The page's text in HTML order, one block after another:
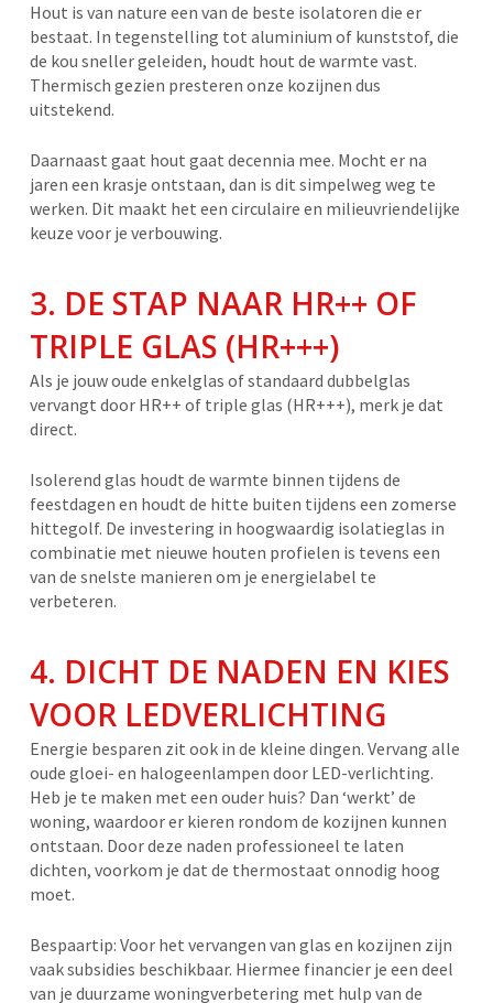
Hout is van nature een van de beste isolatoren die er
bestaat. In tegenstelling tot aluminium of kunststof, die
de kou sneller geleiden, houdt hout de warmte vast.
Thermisch gezien presteren onze kozijnen dus
uitstekend.
Daarnaast gaat hout gaat decennia mee. Mocht er na
jaren een krasje ontstaan, dan is dit simpelweg weg te
werken. Dit maakt het een circulaire en milieuvriendelijke
keuze voor je verbouwing.
3. DE STAP NAAR HR++ OF
TRIPLE GLAS (HR+++)
Als je jouw oude enkelglas of standaard dubbelglas
vervangt door HR++ of triple glas (HR+++), merk je dat
direct.
Isolerend glas houdt de warmte binnen tijdens de
feestdagen en houdt de hitte buiten tijdens een zomerse
hittegolf. De investering in hoogwaardig isolatieglas in
combinatie met nieuwe houten profielen is tevens een
van de snelste manieren om je energielabel te
verbeteren.
4. DICHT DE NADEN EN KIES
VOOR LEDVERLICHTING
Energie besparen zit ook in de kleine dingen. Vervang alle
oude gloei- en halogeenlampen door LED-verlichting.
Heb je te maken met een ouder huis? Dan ‘werkt’ de
woning, waardoor er kieren rondom de kozijnen kunnen
ontstaan. Door deze naden professioneel te laten
dichten, voorkom je dat de thermostaat onnodig hoog
moet.
Bespaartip: Voor het vervangen van glas en kozijnen zijn
vaak subsidies beschikbaar. Hiermee financier je een deel
van je duurzame woningverbetering met hulp van de